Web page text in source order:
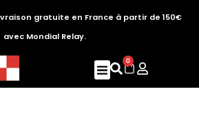
gratuite en France à partir de 150€
avec Mondial Relay.
0